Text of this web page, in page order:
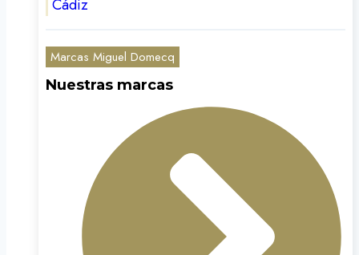
Marcas Miguel Domecq
Nuestras marcas